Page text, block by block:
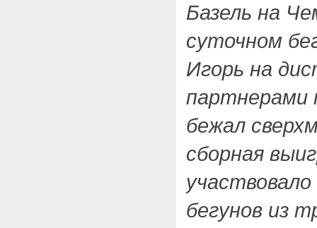
Базель на
суточном
Игорь на
партнерами
бежал
сборная
бегунов из